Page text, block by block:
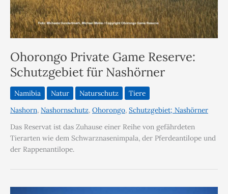
Ohorongo Private Game Reserve:
Schutzgebiet für Nashörner
Namibia Natur Naturschutz
Tiere
Nashorn, Nashornschutz, Ohorongo, Schutzgebiet; Nashörner
Das Reservat ist das Zuhause einer Reihe von gefährdeten
Tierarten wie dem Schwarznasenimpala, der Pferdeantilope und
der Rappenantilope.